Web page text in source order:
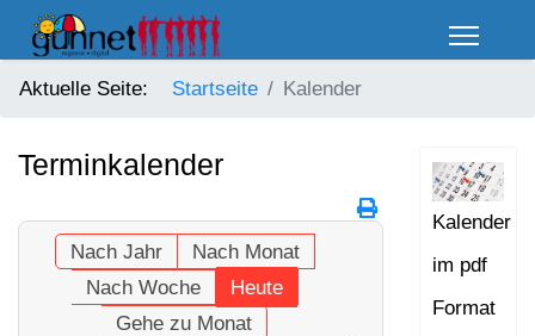
Aktuelle Seite: Startseite Kalender
Terminkalender
Nach Jahr
Nach Monat
Nach Woche
Heute
Gehe zu Monat
Kalender
im pdf
Format